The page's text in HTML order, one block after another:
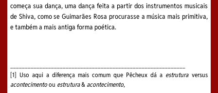
começa sua dança, uma dança feita a partir dos instrumentos musicais
de Shiva, como se Guimarães Rosa procurasse a música mais primitiva,
e também a mais antiga forma poética.
[1] Uso aqui a diferença mais comum que Pêcheux dá a estruturaversus
acontecimentoou estrutura& acontecimento,